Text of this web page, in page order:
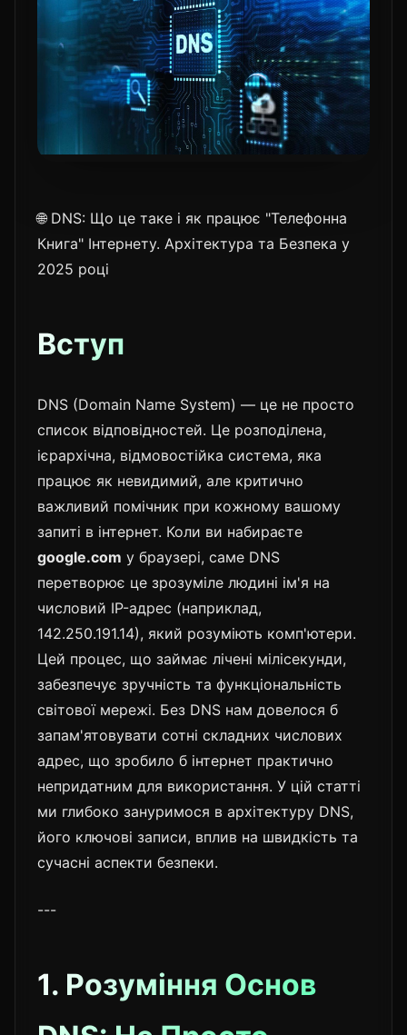
🌐 DNS: Що це таке і як працює "Телефонна
Книга" Інтернету. Архітектура та Безпека у
2025 році
Вступ
DNS (Domain Name System) — це не просто
список відповідностей. Це розподілена,
ієрархічна, відмовостійка система, яка
працює як невидимий, але критично
важливий помічник при кожному вашому
запиті в інтернет. Коли ви набираєте
google.com у браузері, саме DNS
перетворює це зрозуміле людині ім'я на
числовий IP-адрес (наприклад,
142.250.191.14), який розуміють комп'ютери.
Цей процес, що займає лічені мілісекунди,
забезпечує зручність та функціональність
світової мережі. Без DNS нам довелося б
запам'ятовувати сотні складних числових
адрес, що зробило б інтернет практично
непридатним для використання. У цій статті
ми глибоко зануримося в архітектуру DNS,
його ключові записи, вплив на швидкість та
сучасні аспекти безпеки.
---
1. Розуміння Основ